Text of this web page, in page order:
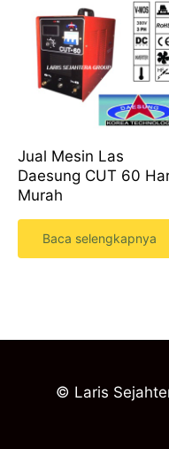
Jual Mesin Las
Daesung CUT 60
Murah
Baca selengkapnya
© Laris